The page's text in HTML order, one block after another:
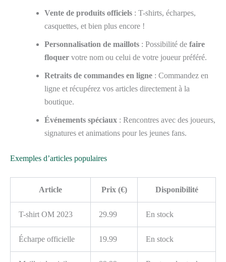
Vente de produits officiels : T-shirts, écharpes,
casquettes, et bien plus encore !
Personnalisation de maillots : Possibilité de faire
floquer votre nom ou celui de votre joueur préféré.
Retraits de commandes en ligne : Commandez en
ligne et récupérez vos articles directement à la
boutique.
Événements spéciaux : Rencontres avec des joueurs,
signatures et animations pour les jeunes fans.
Exemples d’articles populaires
Article Prix(€) Disponibilité
T-shirt OM 2023 29.99 En stock
Écharpe officielle 19.99 En stock